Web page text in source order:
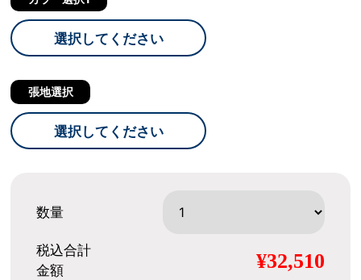
選択してください
張地選択
選択してください
数量
税込合計
金額
¥32,510